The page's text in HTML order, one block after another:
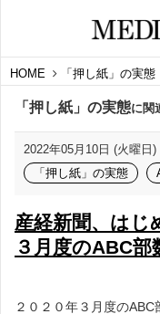
HOME 「押し紙」の実態
「押し紙」の実態に関
2022年05月10日 (火曜日)
「押し紙」の実態
産経新聞、はじ
３月度のABC部
２０２０年３月度の